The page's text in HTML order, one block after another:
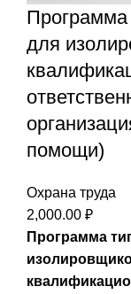
Программа
для
помощи)
Охрана труда
2,000.00 ₽
Программа